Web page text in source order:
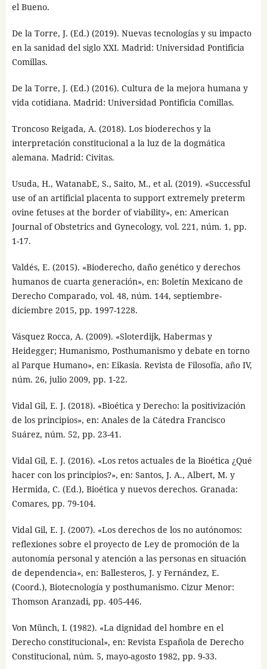
el Bueno.
De la Torre, J. (Ed.) (2019). Nuevas tecnologías y su impacto
en la sanidad del siglo XXI. Madrid: Universidad Pontificia
Comillas.
De la Torre, J. (Ed.) (2016). Cultura de la mejora humana y
vida cotidiana. Madrid: Universidad Pontificia Comillas.
Troncoso Reigada, A. (2018). Los bioderechos y la
interpretación constitucional a la luz de la dogmática
alemana. Madrid: Civitas.
Usuda, H., WatanabE, S., Saito, M., et al. (2019). «Successful
use of an artificial placenta to support extremely preterm
ovine fetuses at the border of viability», en: American
Journal of Obstetrics and Gynecology, vol. 221, núm. 1, pp.
1-17.
Valdés, E. (2015). «Bioderecho, daño genético y derechos
humanos de cuarta generación», en: Boletín Mexicano de
Derecho Comparado, vol. 48, núm. 144, septiembre-
diciembre 2015, pp. 1997-1228.
Vásquez Rocca, A. (2009). «Sloterdijk, Habermas y
Heidegger; Humanismo, Posthumanismo y debate en torno
al Parque Humano», en: Eikasia. Revista de Filosofía, año IV,
núm. 26, julio 2009, pp. 1-22.
Vidal Gil, E. J. (2018). «Bioética y Derecho: la positivización
de los principios», en: Anales de la Cátedra Francisco
Suárez, núm. 52, pp. 23-41.
Vidal Gil, E. J. (2016). «Los retos actuales de la Bioética ¿Qué
hacer con los principios?», en: Santos, J. A., Albert, M. y
Hermida, C. (Ed.), Bioética y nuevos derechos. Granada:
Comares, pp. 79-104.
Vidal Gil, E. J. (2007). «Los derechos de los no autónomos:
reflexiones sobre el proyecto de Ley de promoción de la
autonomía personal y atención a las personas en situación
de dependencia», en: Ballesteros, J. y Fernández, E.
(Coord.), Biotecnología y posthumanismo. Cizur Menor:
Thomson Aranzadi, pp. 405-446.
Von Münch, I. (1982). «La dignidad del hombre en el
Derecho constitucional», en: Revista Española de Derecho
Constitucional, núm. 5, mayo-agosto 1982, pp. 9-33.